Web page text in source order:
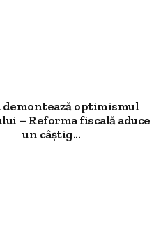
demontează optimismul
– Reforma fiscală aduce
un câștig...